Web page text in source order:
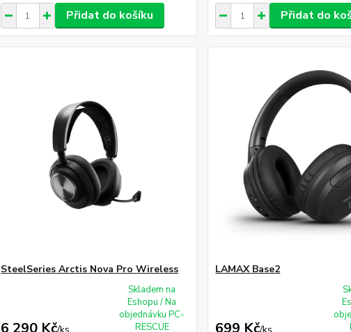
Přidat do košíku Přidat do
SteelSeries Arctis Nova Pro Wireless
6 290 Kč
Skladem na
Eshopu / Na
objednávku PC-
RESCUE
LAMAX Base2
699 Kč